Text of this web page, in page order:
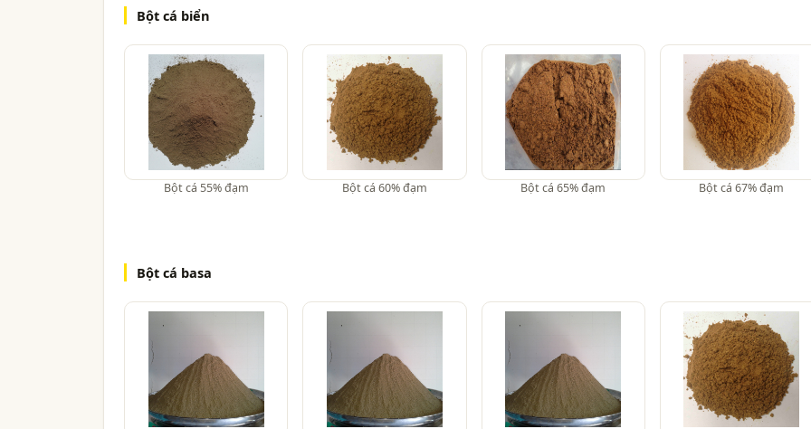
Bột cá biển
Bột cá 55% đạm Bột cá 60% đạm Bột cá 65% đạm Bột cá 67% đạm
Bột cá basa